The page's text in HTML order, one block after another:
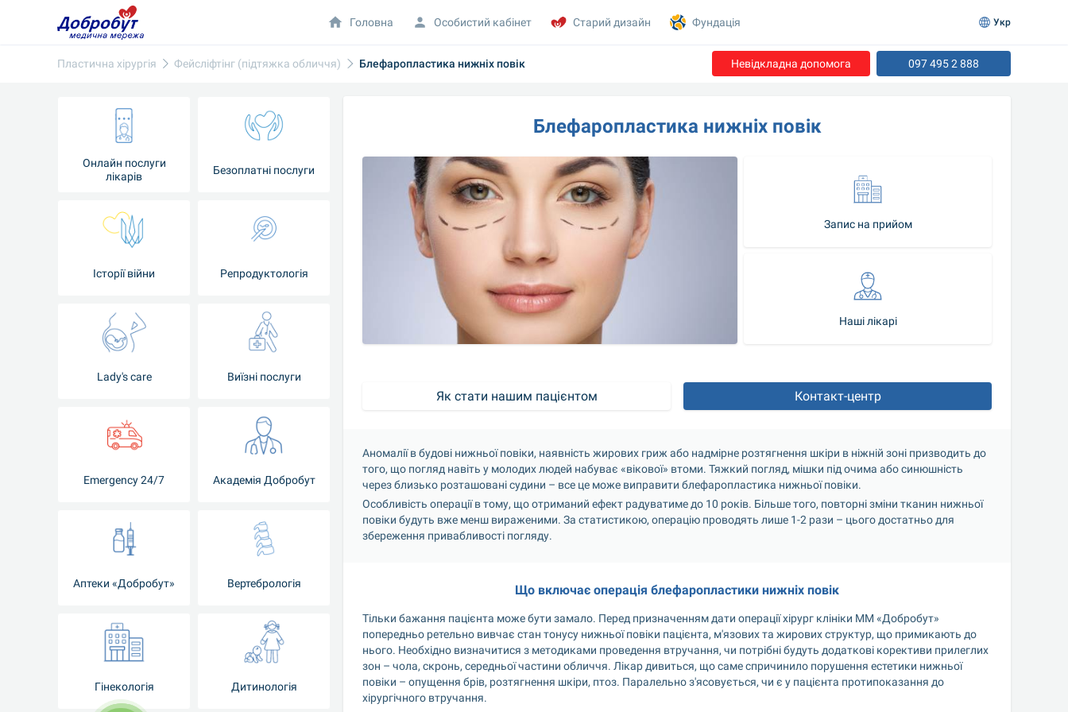
Пластична хірургія Фейсліфтінг (підтяжка обличчя) Блефаропластика нижніх повік Невідкладна допомога 097 495 2 888
Онлайн послуги
лікарів
Безоплатні послуги
Історії війни Репродуктологія
Lady's care Виїзні послуги
Emergency 24/7 Академія Добробут
Аптеки «Добробут» Вертебрологія
Гінекологія Дитинологія
Блефаропластика нижніх повік
Запис на прийом
Наші лікарі
Як стати нашим пацієнтом Контакт-центр
Аномалії в будові нижньої повіки, наявність жирових гриж або надмірне розтягнення шкіри в ніжній зоні призводить до
того, що погляд навіть у молодих людей набуває «вікової» втоми. Тяжкий погляд, мішки під очима або синюшність
через близько розташовані судини – все це може виправити блефаропластика нижньої повіки.
Особливість операції в тому, що отриманий ефект радуватиме до 10 років. Більше того, повторні зміни тканин нижньої
повіки будуть вже менш вираженими. За статистикою, операцію проводять лише 1-2 рази – цього достатньо для
збереження привабливості погляду.
Що включає операція блефаропластики нижніх повік
Тільки бажання пацієнта може бути замало. Перед призначенням дати операції хірург клініки ММ «Добробут»
попередньо ретельно вивчає стан тонусу нижньої повіки пацієнта, м'язових та жирових структур, що примикають до
нього. Необхідно визначитися з методиками проведення втручання, чи потрібні будуть додаткові корективи прилеглих
зон – чола, скронь, середньої частини обличчя. Лікар дивиться, що саме спричинило порушення естетики нижньої
повіки – опущення брів, розтягнення шкіри, птоз. Паралельно з'ясовується, чи є у пацієнта протипоказання до
хірургічного втручання.
Головна Особистий кабінет Старий дизайн Фундація Укр